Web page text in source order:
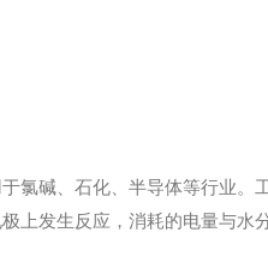
氯碱、石化、半导体等行业
上发生反应，消耗的电量与水